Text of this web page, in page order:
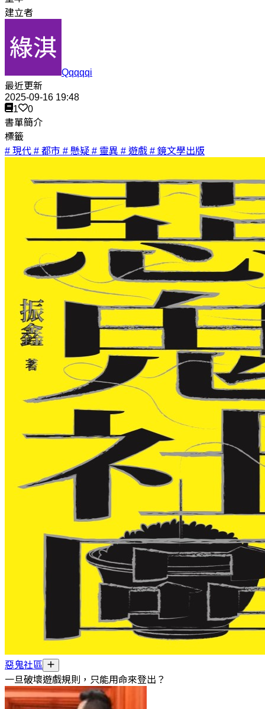
建立者
Qqqqqi
最近更新
2025-09-16 19:48
1
0
書單簡介
標籤
# 現代 # 都市 # 懸疑 # 靈異 # 遊戲 # 鏡文學出版
惡鬼社區
一旦破壞遊戲規則，只能用命來登出？